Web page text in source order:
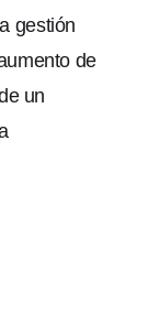
gestión
de
un